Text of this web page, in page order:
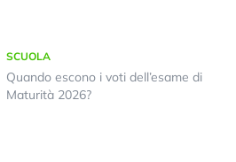
SCUOLA
Quando escono i voti dell’esame di
Maturità 2026?